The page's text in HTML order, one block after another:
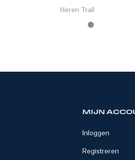
Heren Trail
MIJN
Inloggen
Registreren